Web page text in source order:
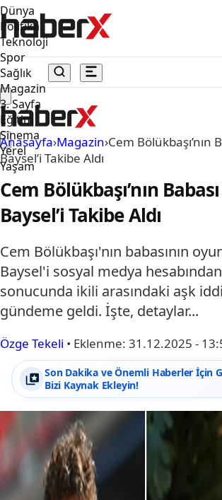
Dünya
Politika
Teknoloji
Spor
Sağlık
Magazin
3. Sayfa
Eğitim
Sinema
Yerel
Yaşam
Anasayfa›Magazin›Cem Bölükbaşı’nın
Baysel’i Takibe Aldı
Cem Bölükbaşı’nın
Baysel’i Takibe Aldı
Cem Bölükbaşı'nın babasının
Baysel'i sosyal medya
sonucunda ikili arasındaki aşk
gündeme geldi. İşte, detaylar...
Özge Tekeli • Eklenme: 31.12.2025 -
Son Dakika ve Önemli Haberler İçin
Bizi Kaynak Ekleyin!